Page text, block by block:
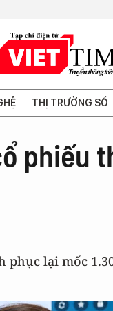
THỊ TRƯỜNG SỐ
phiếu
phục lại mốc